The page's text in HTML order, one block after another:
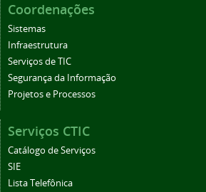
Coordenações
Sistemas
Infraestrutura
Serviços de TIC
Segurança da Informação
Projetos e Processos
Serviços CTIC
Catálogo de Serviços
SIE
Lista Telefônica